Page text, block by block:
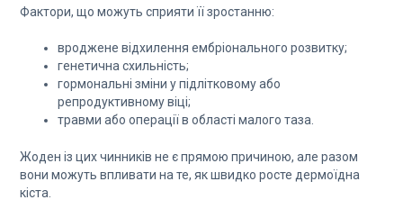
Фактори, що можуть сприяти її зростанню:
вроджене відхилення ембріонального розвитку;
генетична схильність;
гормональні зміни у підлітковому або
репродуктивному віці;
травми або операції в області малого таза.
Жоден із цих чинників не є прямою причиною, але разом
вони можуть впливати на те, як швидко росте дермоїдна
кіста.